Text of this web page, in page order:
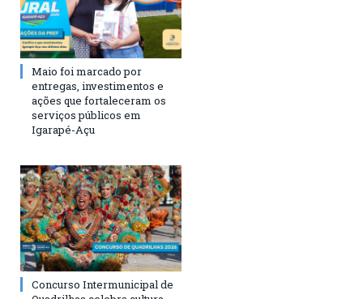
Maio foi marcado por
entregas, investimentos e
ações que fortaleceram os
serviços públicos em
Igarapé-Açu
Concurso Intermunicipal de